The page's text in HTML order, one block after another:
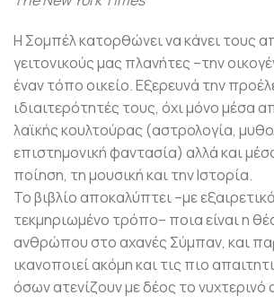
Η Σομπέλ κατορθώνει να κάνει τους
γειτονικούς μας πλανήτες –την
έναν τόπο οικείο. Εξερευνά την
ιδιαιτερότητές τους, όχι μόνο μέσα
λαϊκής κουλτούρας (αστρολογία,
επιστημονική φαντασία) αλλά και
ποίηση, τη μουσική και την Ιστορία.
Το βιβλίο αποκαλύπτει –με
τεκμηριωμένο τρόπο– ποια είναι η
ανθρώπου στο αχανές Σύμπαν, και
ικανοποιεί ακόμη και τις πιο
όσων ατενίζουν με δέος το νυχτερινό